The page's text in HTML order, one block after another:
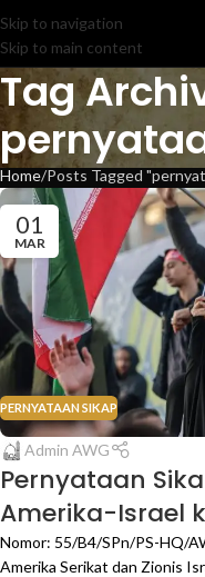
Skip to navigation
Skip to main content
Tag
Home Posts Tagged
01
MAR
PERNYATAAN SIKAP
Admin AWG
Pernyataan
Amerika-Israel
Nomor: 55/B4/SPn/PS-HQ/
Amerika Serikat dan Zionis